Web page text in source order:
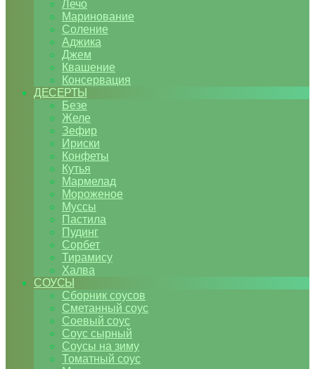
Лечо
Маринование
Соление
Аджика
Джем
Квашение
Консервация
ДЕСЕРТЫ
Безе
Желе
Зефир
Ириски
Конфеты
Кутья
Мармелад
Мороженое
Муссы
Пастила
Пудинг
Сорбет
Тирамису
Халва
СОУСЫ
Сборник соусов
Сметанный соус
Соевый соус
Соус сырный
Соусы на зиму
Томатный соус